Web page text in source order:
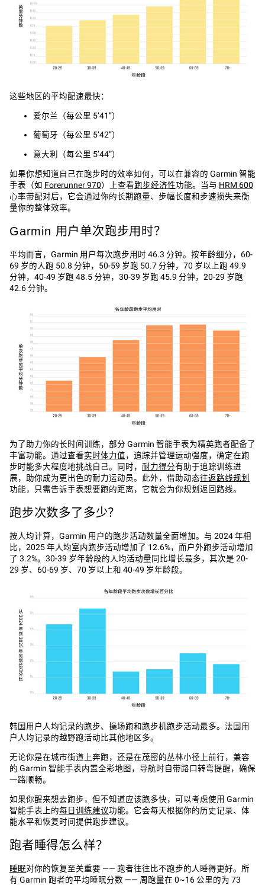
这些地区的平均配速最快：
爱尔兰（每公里 5’41”）
葡萄牙（每公里 5’42”）
意大利（每公里 5’44”）
如果你想知道自己在跑步时的效率如何，可以在兼容的 Garmin 智能
手表（如 Forerunner 970）上查看‌跑步经济性‌功能。当与 HRM 600
心率带配对后，它会通过你的长期跑量、步幅长度和步速损失来衡
量你的整体效率。
Garmin 用户单次跑步用时？
平均而言，Garmin 用户每次跑步用时 46.3 分钟。按年龄细分，60-
69 岁的人跑 50.8 分钟，50-59 岁跑 50.7 分钟，70 岁以上跑 49.9
分钟，40-49 岁跑 48.5 分钟，30-39 岁跑 45.9 分钟，20-29 岁跑
42.6 分钟。
为了助力你的长时间训练，部分 Garmin 智能手表为精英跑者配备了
丰富功能。通过查看实时体力值，追踪并管理运动强度，确定在跑
步时能多大程度地挑战自己。同时， 耐力得分有助于追踪训练进
展，助你成为更出色的耐力运动员。此外，借助动态往返路线规划
功能，只需告诉手表想要跑的距离，它就会为你规划返回路线。
跑步次数多了多少？
按人均计算，Garmin 用户的跑步活动数量全面增加。与 2024 年相
比，2025 年人均室内跑步活动增加了 12.6%，而户外跑步活动增加
了 3.2%。30-39 岁年龄段的人均活动量同比增长最多，其次是 20-
29 岁、60-69 岁、70 岁以上和 40-49 岁年龄段。
韩国用户人均记录的跑步、操场跑和跑步机跑步活动最多。法国用
户人均记录的越野跑活动比其他地区多。
无论你是在城市街道上奔跑，还是在茂密的丛林小径上前行，兼容
的 Garmin 智能手表内置全彩地图，导航时自带路口转弯提醒，确保
一路顺畅。
如果你醒来想去跑步，但不知道应该跑多快，可以考虑使用 Garmin
智能手表上的‌每日训练建议功能。它会每天根据你的历史记录、体
能水平和恢复时间提供跑步建议。
跑者睡得怎么样？
睡眠对你的恢复至关重要 —— 跑者往往比不跑步的人睡得更好。所
有 Garmin 跑者的平均睡眠分数 —— 周跑量在 0~16 公里的为 73